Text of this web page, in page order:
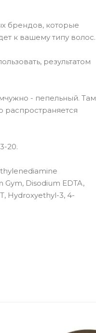
брендов, которые
к вашему типу волос.
результатом
- пепельный. Там
распространяется
20.
Disodium EDTA,
Hydroxyethyl-3, 4-